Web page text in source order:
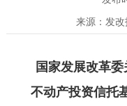
来源：发改
国家发展改革
不动产投资信托